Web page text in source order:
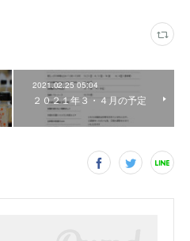
2021.02.25 05:04
２０２１年３・４月の予定